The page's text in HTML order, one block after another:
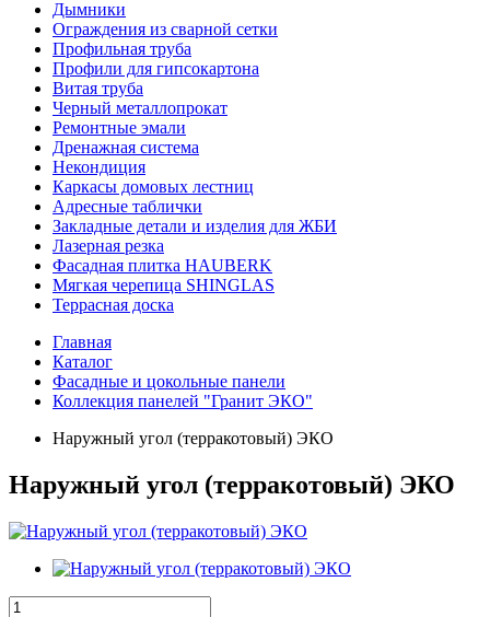
Дымники
Ограждения из сварной сетки
Профильная труба
Профили для гипсокартона
Витая труба
Черный металлопрокат
Ремонтные эмали
Дренажная система
Некондиция
Каркасы домовых лестниц
Адресные таблички
Закладные детали и изделия для ЖБИ
Лазерная резка
Фасадная плитка HAUBERK
Мягкая черепица SHINGLAS
Террасная доска
Главная
Каталог
Фасадные и цокольные панели
Коллекция панелей "Гранит ЭКО"
Наружный угол (терракотовый) ЭКО
Наружный угол (терракотовый) ЭКО